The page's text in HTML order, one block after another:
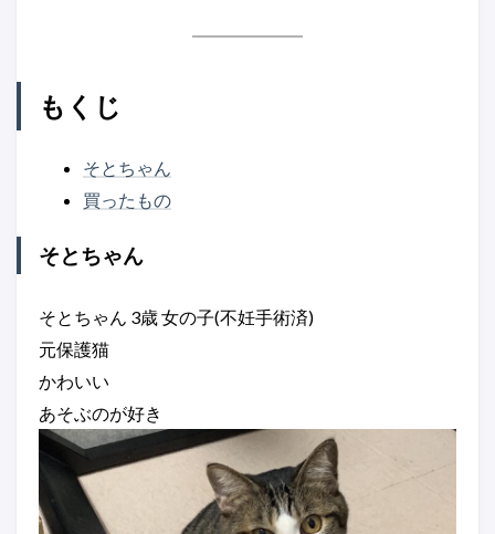
もくじ
そとちゃん
買ったもの
そとちゃん
そとちゃん 3歳 女の子(不妊手術済)
元保護猫
かわいい
あそぶのが好き